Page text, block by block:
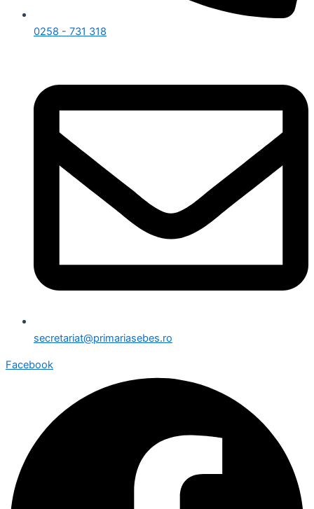
0258 - 731 318
secretariat@primariasebes.ro
Facebook